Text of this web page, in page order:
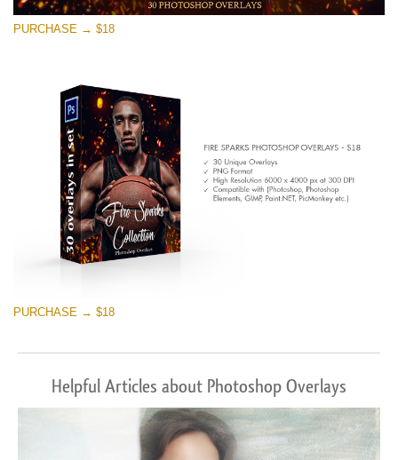
Entire Collection
Free download
PURCHASE → $18
PURCHASE → $18
Helpful Articles about Photoshop Overlays